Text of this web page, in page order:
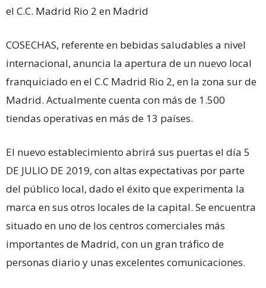
el C.C. Madrid Rio 2 en Madrid
COSECHAS, referente en bebidas saludables a nivel
internacional, anuncia la apertura de un nuevo local
franquiciado en el C.C Madrid Rio 2, en la zona sur de
Madrid. Actualmente cuenta con más de 1.500
tiendas operativas en más de 13 países.
El nuevo establecimiento abrirá sus puertas el día 5
DE JULIO DE 2019, con altas expectativas por parte
del público local, dado el éxito que experimenta la
marca en sus otros locales de la capital. Se encuentra
situado en uno de los centros comerciales más
importantes de Madrid, con un gran tráfico de
personas diario y unas excelentes comunicaciones.